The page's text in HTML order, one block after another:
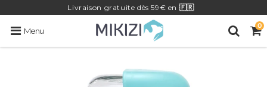
Livraison gratuite dès 59€ en 🇫🇷
Menu
0